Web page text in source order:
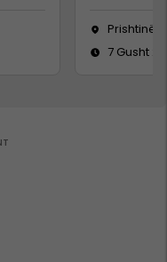
Prishtinë
7 Gusht